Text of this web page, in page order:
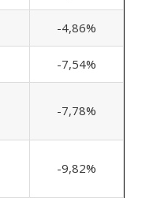
-4,86%
-7,54%
-7,78%
-9,82%